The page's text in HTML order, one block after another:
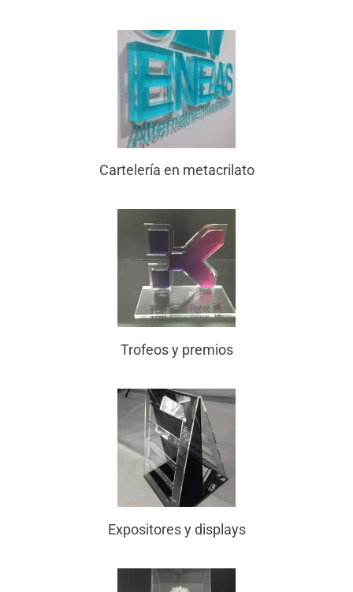
Cartelería en metacrilato
Trofeos y premios
Expositores y displays